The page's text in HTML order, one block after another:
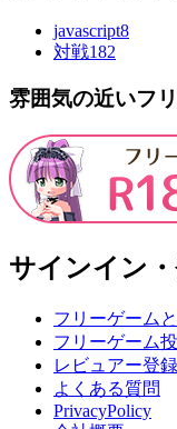
javascript8
対戦182
雰囲気の近いフ
サインイン
フリーゲーム
フリーゲーム
レビュアー登録
よくある質問
PrivacyPolicy